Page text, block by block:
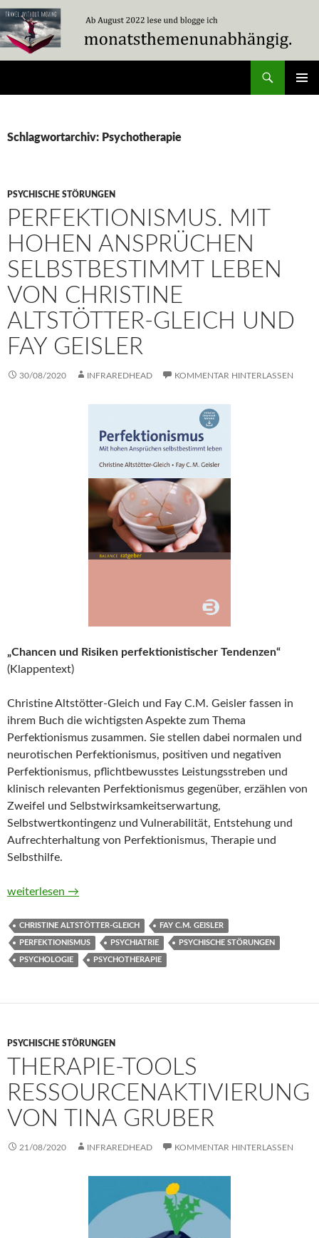
Zum
Inhalt
springen
Schlagwortarchiv: Psychotherapie
PSYCHISCHE STÖRUNGEN
PERFEKTIONISMUS. MIT
HOHEN ANSPRÜCHEN
SELBSTBESTIMMT LEBEN
VON CHRISTINE
ALTSTÖTTER-GLEICH UND
FAY GEISLER
30/08/2020 INFRAREDHEAD KOMMENTAR HINTERLASSEN
„Chancen und Risiken perfektionistischer Tendenzen“
(Klappentext)
Christine Altstötter-Gleich und Fay C.M. Geisler fassen in
ihrem Buch die wichtigsten Aspekte zum Thema
Perfektionismus zusammen. Sie stellen dabei normalen und
neurotischen Perfektionismus, positiven und negativen
Perfektionismus, pflichtbewusstes Leistungsstreben und
klinisch relevanten Perfektionismus gegenüber, erzählen von
Zweifel und Selbstwirksamkeitserwartung,
Selbstwertkontingenz und Vulnerabilität, Entstehung und
Aufrechterhaltung von Perfektionismus, Therapie und
Selbsthilfe.
Perfektionismus. Mit hohen Ansprüchen selbstbestimmt
weiterlesen →
CHRISTINE ALTSTÖTTER-GLEICH FAY C.M. GEISLER
PERFEKTIONISMUS PSYCHIATRIE PSYCHISCHE STÖRUNGEN
PSYCHOLOGIE PSYCHOTHERAPIE
PSYCHISCHE STÖRUNGEN
THERAPIE-TOOLS
RESSOURCENAKTIVIERUNG
VON TINA GRUBER
21/08/2020 INFRAREDHEAD KOMMENTAR HINTERLASSEN